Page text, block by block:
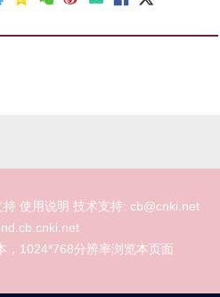
使用说明 技术支持: cb@cnki.net
，1024*768分辨率浏览本页面